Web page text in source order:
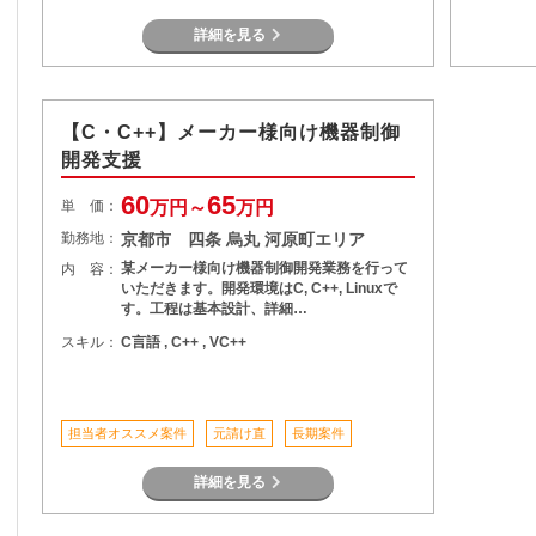
詳細を見る
【C・C++】メーカー様向け機器制御
開発支援
単 価： 60万円～65万円
勤務地： 京都市 四条 烏丸 河原町エリア
内 容： 某メーカー様向け機器制御開発業務を行って
いただきます。開発環境はC, C++, Linuxで
す。工程は基本設計、詳細…
スキル： C言語 , C++ , VC++
担当者オススメ案件 元請け直 長期案件
詳細を見る